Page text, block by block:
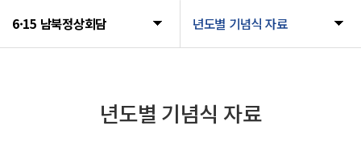
6·15 남북정상회담 년도별 기념식 자료
년도별 기념식 자료